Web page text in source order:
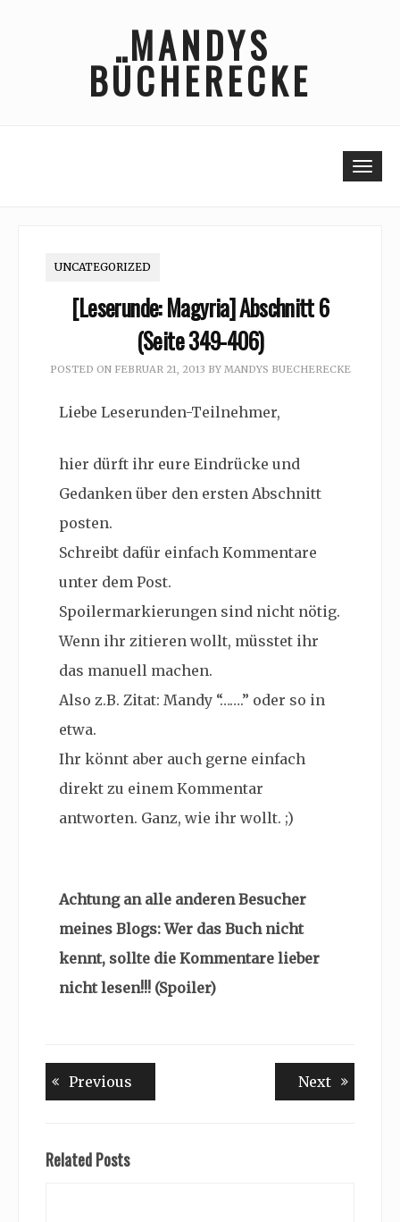
MANDYS
BÜCHERECKE
UNCATEGORIZED
[Leserunde: Magyria] Abschnitt 6
(Seite 349-406)
POSTED ON FEBRUAR 21, 2013 BY MANDYS BUECHERECKE
Liebe Leserunden-Teilnehmer,
hier dürft ihr eure Eindrücke und
Gedanken über den ersten Abschnitt
posten.
Schreibt dafür einfach Kommentare
unter dem Post.
Spoilermarkierungen sind nicht nötig.
Wenn ihr zitieren wollt, müsstet ihr
das manuell machen.
Also z.B. Zitat: Mandy “…….” oder so in
etwa.
Ihr könnt aber auch gerne einfach
direkt zu einem Kommentar
antworten. Ganz, wie ihr wollt. ;)
Achtung an alle anderen Besucher
meines Blogs: Wer das Buch nicht
kennt, sollte die Kommentare lieber
nicht lesen!!! (Spoiler)
Beitragsnavigation
Previous NextNext
Related Posts